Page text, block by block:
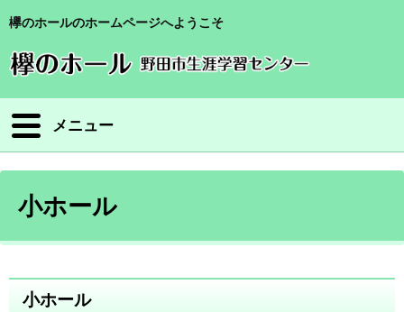
欅のホールのホームページへようこそ
メニュー
小ホール
小ホール